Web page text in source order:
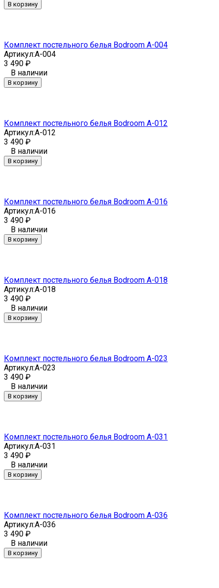
В корзину
Комплект постельного белья Bodroom A-004
Артикул:A-004
3 490 ₽
В наличии
В корзину
Комплект постельного белья Bodroom A-012
Артикул:A-012
3 490 ₽
В наличии
В корзину
Комплект постельного белья Bodroom A-016
Артикул:A-016
3 490 ₽
В наличии
В корзину
Комплект постельного белья Bodroom A-018
Артикул:A-018
3 490 ₽
В наличии
В корзину
Комплект постельного белья Bodroom A-023
Артикул:A-023
3 490 ₽
В наличии
В корзину
Комплект постельного белья Bodroom A-031
Артикул:A-031
3 490 ₽
В наличии
В корзину
Комплект постельного белья Bodroom A-036
Артикул:A-036
3 490 ₽
В наличии
В корзину